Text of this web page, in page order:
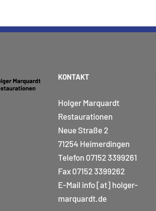
KONTAKT
Holger Marquardt
Restaurationen
Neue Straße 2
71254 Heimerdingen
Telefon 07152 3399261
Fax 07152 3399262
E-Mail info [at] holger-
marquardt.de